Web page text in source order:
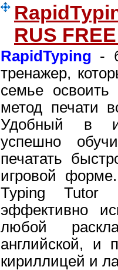
RUS
RapidTyping -
тренажер,
семье освоить
метод печати
Удобный в
успешно
печатать
игровой
Typing Tutor
эффективно
любой
английской, и
кириллицей и